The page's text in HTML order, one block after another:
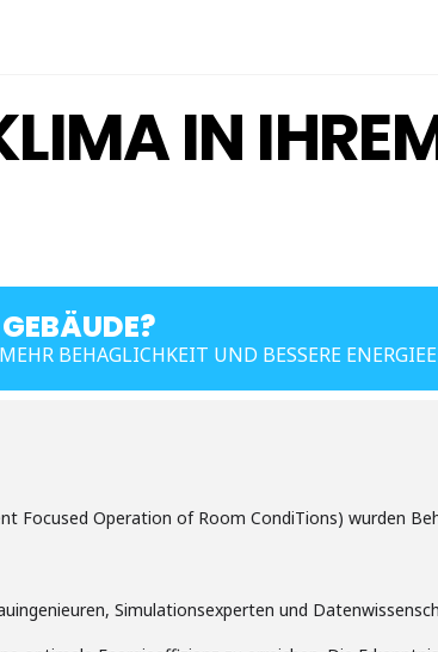
IN
BEHAGLICHKEIT UND BESSERE
Focused Operation of Room CondiTions) wurden
Simulationsexperten und